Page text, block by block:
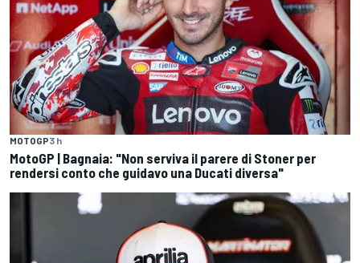
MOTOGP3 h
MotoGP | Bagnaia: "Non serviva il parere di Stoner per
rendersi conto che guidavo una Ducati diversa"